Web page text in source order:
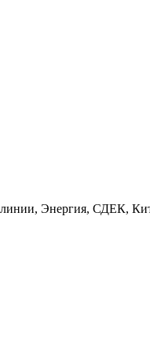
линии, Энергия, СДЕК,